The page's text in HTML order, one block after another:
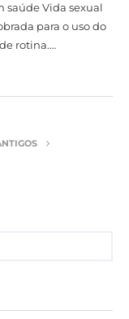
saúde Vida sexual
para o uso do
rotina.…